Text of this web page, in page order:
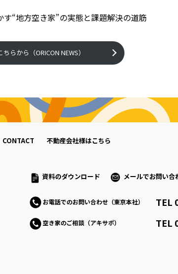
“地方空き家”の実態と課題解決の道筋
らから（ORICON NEWS）
CONTACT 不動産会社様はこちら
資料のダウンロード メールでお問い
お電話でのお問い合わせ（東京本社） TEL
空き家のご相談（アキサポ） TEL